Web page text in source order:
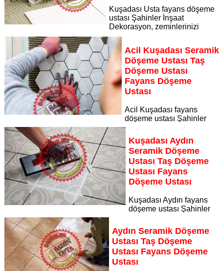
Kuşadası Usta fayans döşeme
ustası Şahinler İnşaat
Dekorasyon, zeminlerinizi
sanat eseri gibi işleyen uzman kadrosuyla Kuşadası Usta
bölgesine özel hizmet sunuyor
Sayfaya Git
Acil Kuşadası Seramik
Döşeme Ustası Taş
Döşeme Ustası
Fayans Döşeme
Ustası
Acil Kuşadası fayans
döşeme ustası Şahinler
İnşaat Dekorasyon, zeminlerinizi sanat eseri gibi işleyen
uzman kadrosuyla Acil Kuşadası bölgesine özel hizmet
sunuyor
Sayfaya Git
Kuşadası Aydın
Seramik Döşeme
Ustası Taş Döşeme
Ustası Fayans
Döşeme Ustası
Kuşadası Aydın fayans
döşeme ustası Şahinler
İnşaat Dekorasyon, zeminlerinizi sanat eseri gibi işleyen
uzman kadrosuyla Kuşadası Aydın bölgesine özel hizmet
sunuyor
Sayfaya Git
Aydın Seramik Döşeme
Ustası Taş Döşeme
Ustası Fayans Döşeme
Ustası